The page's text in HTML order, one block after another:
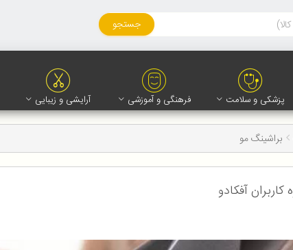
جستجو
پزشکی و سلامت فرهنگی و آموزشی آرایشی و زیبایی
براشینگ مو